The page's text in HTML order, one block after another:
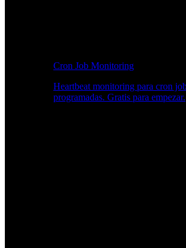
Cron Job Monitoring
Heartbeat monitoring para cron
programadas. Gratis para empezar.